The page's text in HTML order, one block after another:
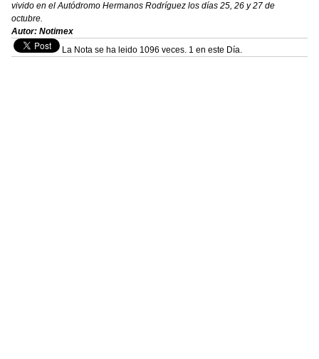
vivido en el Autódromo Hermanos Rodríguez los días 25, 26 y 27 de
octubre.
Autor: Notimex
La Nota se ha leido 1096 veces. 1 en este Día.